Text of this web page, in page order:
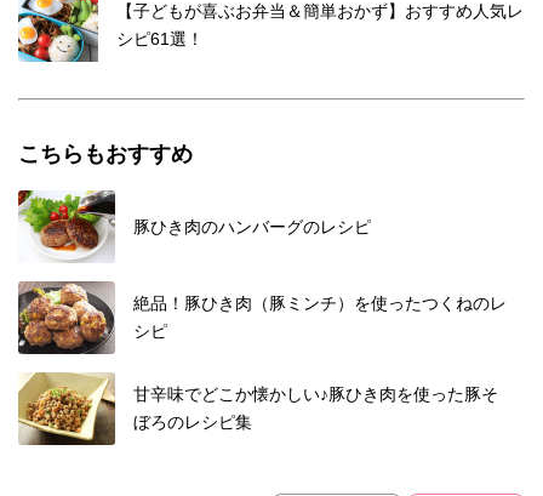
【子どもが喜ぶお弁当＆簡単おかず】おすすめ人気レ
シピ61選！
こちらもおすすめ
豚ひき肉のハンバーグのレシピ
絶品！豚ひき肉（豚ミンチ）を使ったつくねのレ
シピ
甘辛味でどこか懐かしい♪豚ひき肉を使った豚そ
ぼろのレシピ集